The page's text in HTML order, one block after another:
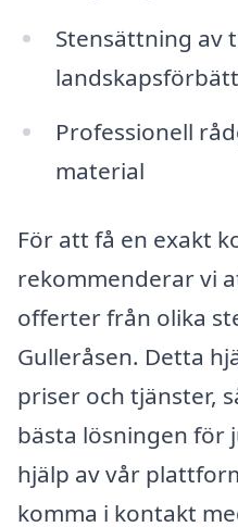
Stensättning av
Professionell
material
För att få en exakt
rekommenderar vi
offerter från olika
Gulleråsen. Detta
priser och tjänster,
bästa lösningen för
hjälp av vår
komma i kontakt